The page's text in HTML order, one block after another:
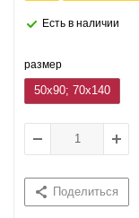
Есть в наличии
размер
50x90; 70x140
Поделиться